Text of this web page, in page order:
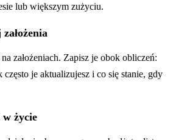
lub większym zużyciu.
założeniach. Zapisz je obok obliczeń:
często je aktualizujesz i co się stanie, gdy
życie